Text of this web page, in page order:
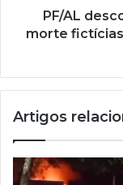
PF/AL
morte
Artigos